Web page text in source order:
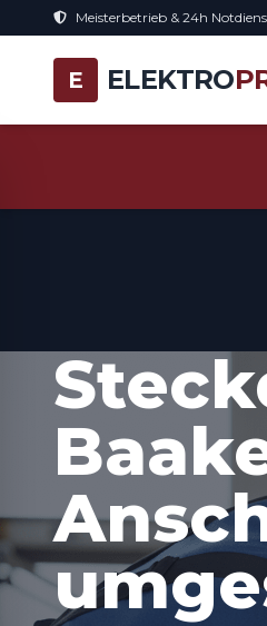
Meisterbetrieb & 24h
E ELEKTRO